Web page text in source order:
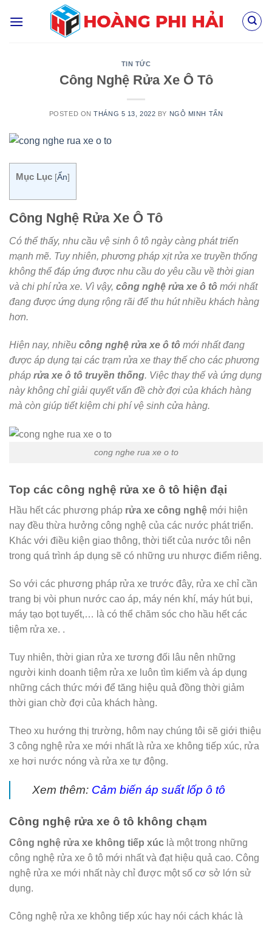
TIN TỨC
Công Nghệ Rửa Xe Ô Tô
POSTED ONTHÁNG 5 13, 2022 BY NGÔ MINH TẤN
Mục Lục [Ẩn]
Công Nghệ Rửa Xe Ô Tô
Có thể thấy, nhu cầu vệ sinh ô tô ngày càng phát triển
mạnh mẽ. Tuy nhiên, phương pháp xịt rửa xe truyền thống
không thể đáp ứng được nhu cầu do yêu cầu về thời gian
và chi phí rửa xe. Vì vậy, công nghệ rửa xe ô tô mới nhất
đang được ứng dụng rộng rãi để thu hút nhiều khách hàng
hơn.
Hiện nay, nhiều công nghệ rửa xe ô tô mới nhất đang
được áp dụng tại các trạm rửa xe thay thế cho các phương
pháp rửa xe ô tô truyền thống. Việc thay thế và ứng dụng
này không chỉ giải quyết vấn đề chờ đợi của khách hàng
mà còn giúp tiết kiệm chi phí vệ sinh cửa hàng.
cong nghe rua xe o to
Top các công nghệ rửa xe ô tô hiện đại
Hầu hết các phương pháp rửa xe công nghệ mới hiện
nay đều thừa hưởng công nghệ của các nước phát triển.
Khác với điều kiện giao thông, thời tiết của nước tôi nên
trong quá trình áp dụng sẽ có những ưu nhược điểm riêng.
So với các phương pháp rửa xe trước đây, rửa xe chỉ cần
trang bị vòi phun nước cao áp, máy nén khí, máy hút bụi,
máy tạo bọt tuyết,… là có thể chăm sóc cho hầu hết các
tiệm rửa xe. .
Tuy nhiên, thời gian rửa xe tương đối lâu nên những
người kinh doanh tiệm rửa xe luôn tìm kiếm và áp dụng
những cách thức mới để tăng hiệu quả đồng thời giảm
thời gian chờ đợi của khách hàng.
Theo xu hướng thị trường, hôm nay chúng tôi sẽ giới thiệu
3 công nghệ rửa xe mới nhất là rửa xe không tiếp xúc, rửa
xe hơi nước nóng và rửa xe tự động.
Xem thêm: Cảm biến áp suất lốp ô tô
Công nghệ rửa xe ô tô không chạm
Công nghệ rửa xe không tiếp xúc là một trong những
công nghệ rửa xe ô tô mới nhất và đạt hiệu quả cao. Công
nghệ rửa xe mới nhất này chỉ được một số cơ sở lớn sử
dụng.
Công nghệ rửa xe không tiếp xúc hay nói cách khác là